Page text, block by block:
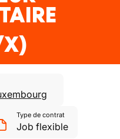
Type de contrat
Job flexible